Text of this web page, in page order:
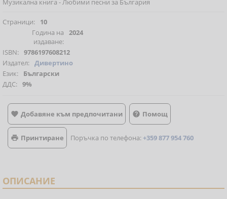
Музикална книга - Любими песни за България
Страници:
10
Година на
издаване:
2024
ISBN: 9786197608212
Издател: Дивертино
Език:
Български
ДДС: 9%
 Добавяне към предпочитани  Помощ
 Принтиране Поръчка по телефона:+359 877 954 760
ОПИСАНИЕ